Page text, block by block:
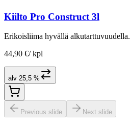
Kiilto Pro Construct 3l
Erikoisliima hyvällä alkutarttuvuudella.
44,90 €/ kpl
alv 25,5 %
Previous slide Next slide